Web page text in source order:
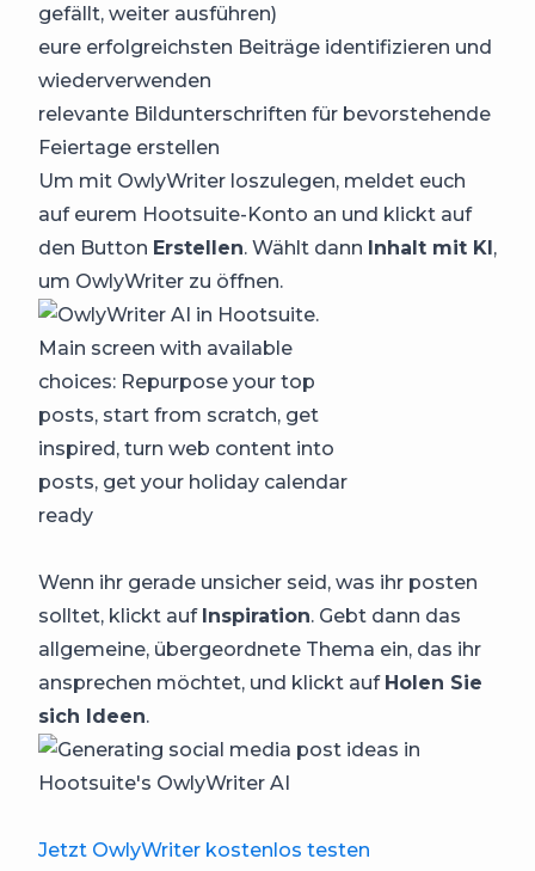
gefällt, weiter ausführen)
eure erfolgreichsten Beiträge identifizieren und
wiederverwenden
relevante Bildunterschriften für bevorstehende
Feiertage erstellen
Um mit OwlyWriter loszulegen, meldet euch
auf eurem Hootsuite-Konto an und klickt auf
den Button Erstellen. Wählt dann Inhalt mit KI,
um OwlyWriter zu öffnen.
Wenn ihr gerade unsicher seid, was ihr posten
solltet, klickt auf Inspiration. Gebt dann das
allgemeine, übergeordnete Thema ein, das ihr
ansprechen möchtet, und klickt auf Holen Sie
sich Ideen.
Jetzt OwlyWriter kostenlos testen